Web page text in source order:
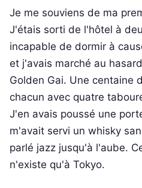
Je me souviens de ma
J'étais sorti de l'hôtel à
incapable de dormir à
et j'avais marché au
Golden Gai. Une centaine
chacun avec quatre
J'en avais poussé une
m'avait servi un whisky
parlé jazz jusqu'à l'aube.
n'existe qu'à Tokyo.